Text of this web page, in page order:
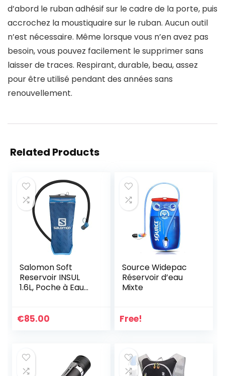
d’abord le ruban adhésif sur le cadre de la porte, puis
accrochez la moustiquaire sur le ruban. Aucun outil
n’est nécessaire. Même lorsque vous n’en avez pas
besoin, vous pouvez facilement le supprimer sans
laisser de traces. Respirant, durable, beau, assez
pour être utilisé pendant des années sans
renouvellement.
Related Products
Salomon Soft
Reservoir INSUL
1.6L, Poche à Eau
Parfait pour le ski
€85.00
Source Widepac
Réservoir d’eau
Mixte
Free!